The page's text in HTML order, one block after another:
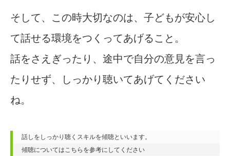
そして、この時大切なのは、子どもが安心し
て話せる環境をつくってあげること。
話をさえぎったり、途中で自分の意見を言っ
たりせず、しっかり聴いてあげてください
ね。
話しをしっかり聴くスキルを傾聴といいます。
傾聴についてはこちらを参考にしてください